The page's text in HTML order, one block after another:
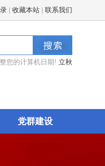
| 收藏本站| 联系我们
您的计算机日期! 立秋
党群建设